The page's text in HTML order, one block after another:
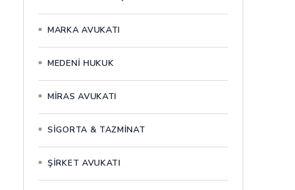
MARKA AVUKATI
MEDENİ HUKUK
MİRAS AVUKATI
SİGORTA & TAZMİNAT
ŞİRKET AVUKATI